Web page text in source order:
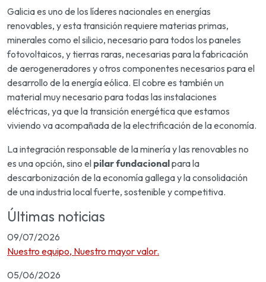
Galicia es uno de los líderes nacionales en energías
renovables, y esta transición requiere materias primas,
minerales como el silicio, necesario para todos los paneles
fotovoltaicos, y tierras raras, necesarias para la fabricación
de aerogeneradores y otros componentes necesarios para el
desarrollo de la energía eólica. El cobre es también un
material muy necesario para todas las instalaciones
eléctricas, ya que la transición energética que estamos
viviendo va acompañada de la electrificación de la economía.
La integración responsable de la minería y las renovables no
es una opción, sino el pilar fundacionalpara la
descarbonización de la economía gallega y la consolidación
de una industria local fuerte, sostenible y competitiva.
Últimas noticias
09/07/2026
Nuestro equipo, Nuestro mayor valor.
05/06/2026